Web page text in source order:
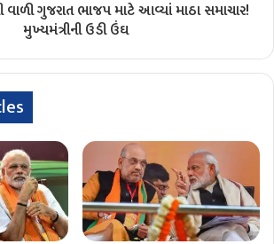
વાળી ગુજરાત ભાજપ માટે આવ્યાં માઠા સમાચાર!
મુખ્યમંત્રીની ઉડી ઉંઘ